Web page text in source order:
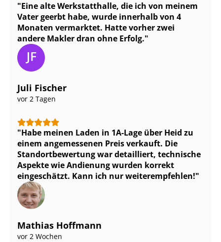
Eine alte Werkstatthalle, die ich von meinem
Vater geerbt habe, wurde innerhalb von 4
Monaten vermarktet. Hatte vorher zwei
andere Makler dran ohne Erfolg.
Juli Fischer
vor 2 Tagen
Habe meinen Laden in 1A-Lage über Heid zu
einem angemessenen Preis verkauft. Die
Stand­ort­be­wer­tung war detailliert, technische
Aspekte wie Andienung wurden korrekt
eingeschätzt. Kann ich nur weiterempfehlen!
Mathias Hoffmann
vor 2 Wochen